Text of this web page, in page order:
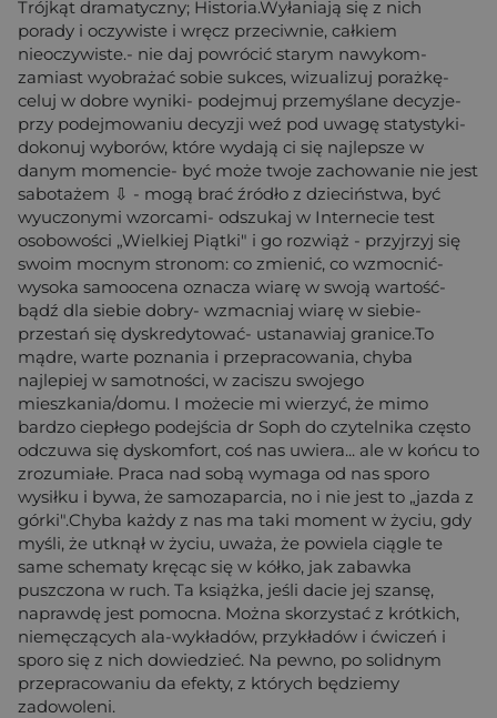
Trójkąt dramatyczny; Historia.Wyłaniają się z nich
porady i oczywiste i wręcz przeciwnie, całkiem
nieoczywiste.- nie daj powrócić starym nawykom-
zamiast wyobrażać sobie sukces, wizualizuj porażkę-
celuj w dobre wyniki- podejmuj przemyślane decyzje-
przy podejmowaniu decyzji weź pod uwagę statystyki-
dokonuj wyborów, które wydają ci się najlepsze w
danym momencie- być może twoje zachowanie nie jest
sabotażem ⇩ - mogą brać źródło z dzieciństwa, być
wyuczonymi wzorcami- odszukaj w Internecie test
osobowości „Wielkiej Piątki" i go rozwiąż - przyjrzyj się
swoim mocnym stronom: co zmienić, co wzmocnić-
wysoka samoocena oznacza wiarę w swoją wartość-
bądź dla siebie dobry- wzmacniaj wiarę w siebie-
przestań się dyskredytować- ustanawiaj granice.To
mądre, warte poznania i przepracowania, chyba
najlepiej w samotności, w zaciszu swojego
mieszkania/domu. I możecie mi wierzyć, że mimo
bardzo ciepłego podejścia dr Soph do czytelnika często
odczuwa się dyskomfort, coś nas uwiera... ale w końcu to
zrozumiałe. Praca nad sobą wymaga od nas sporo
wysiłku i bywa, że samozaparcia, no i nie jest to „jazda z
górki".Chyba każdy z nas ma taki moment w życiu, gdy
myśli, że utknął w życiu, uważa, że powiela ciągle te
same schematy kręcąc się w kółko, jak zabawka
puszczona w ruch. Ta książka, jeśli dacie jej szansę,
naprawdę jest pomocna. Można skorzystać z krótkich,
niemęczących ala-wykładów, przykładów i ćwiczeń i
sporo się z nich dowiedzieć. Na pewno, po solidnym
przepracowaniu da efekty, z których będziemy
zadowoleni.